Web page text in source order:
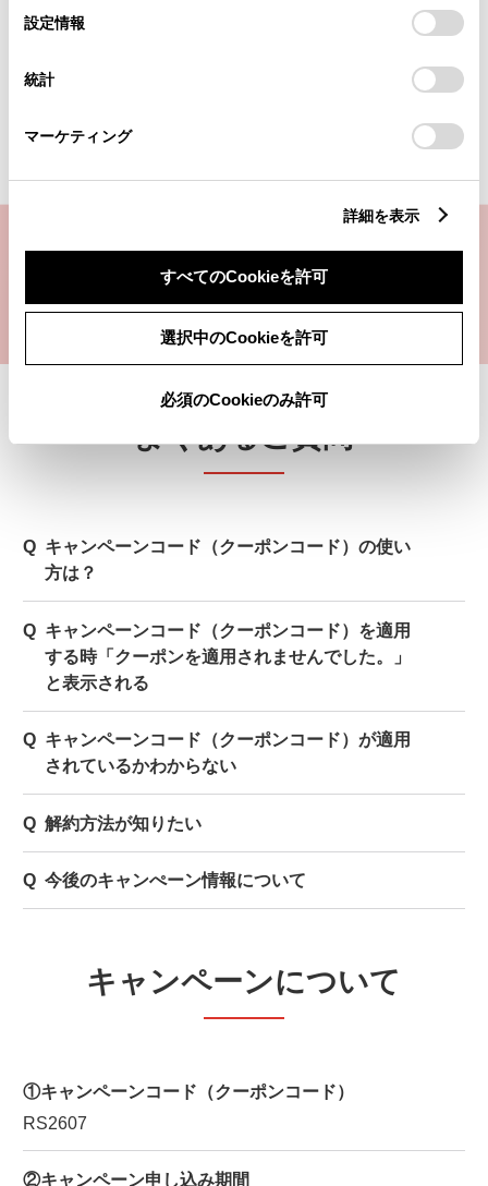
デバイスにすべてのCookie(クッキー)が保存されることに同
意したことになります。Cookie(クッキー)のオプトアウト、
設定の変更、同意を撤回したりするにあたっては、当社の
「Cookie（クッキー）情報の取り扱いについて
」をご覧くだ
設定情報
統計
マーケティング
詳細を表示
すべてのCookieを許可
選択中のCookieを許可
必須のCookieのみ許可
クーポンコード：RS2607 コピー
申し込み時にご入力いただき、クーポンを適用してください。
クーポンによる割引期間は、ご契約成立日からご契約いただいた
なります。
2026年7月1日～2026年7月31日
申し込み上限に到達次第、事前告知なく終了する場合がありま
申し込みは終了しました。
多数の申し込みをいただき
よくあるご質問
キャンペーンコード（クーポンコード）の使い
方は？
キャンペーンコード（クーポンコード）を適用
する時「クーポンを適用されませんでした。」
と表示される
キャンペーンコード（クーポンコード）が適用
されているかわからない
解約方法が知りたい
今後のキャンぺーン情報について
キャンペーンについて
①キャンペーンコード（クーポンコード）
RS2607
②キャンペーン申し込み期間